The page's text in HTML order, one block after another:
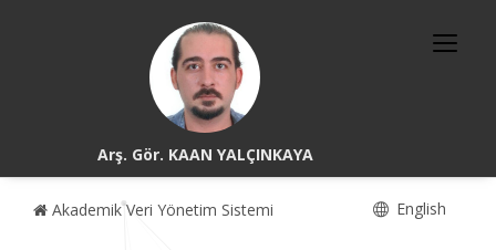
Arş. Gör. KAAN YALÇINKAYA
Akademik Veri Yönetim Sistemi English